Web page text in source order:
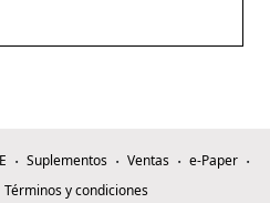
Suplementos Ventas
e-Paper
Términos y condiciones